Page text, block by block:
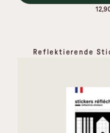
Reflektierende